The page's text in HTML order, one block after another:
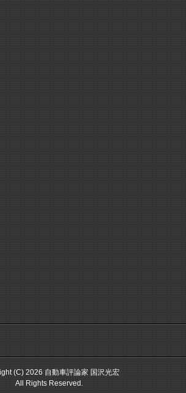
(C) 2026 自動車評論家 国沢光宏
All Rights Reserved.